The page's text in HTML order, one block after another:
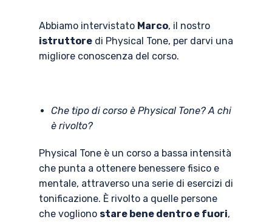
Abbiamo intervistato Marco, il nostro
istruttore di Physical Tone, per darvi una
migliore conoscenza del corso.
Che tipo di corso è Physical Tone? A chi
è rivolto?
Physical Tone è un corso a bassa intensità
che punta a ottenere benessere fisico e
mentale, attraverso una serie di esercizi di
tonificazione. È rivolto a quelle persone
che vogliono stare bene dentro e fuori,